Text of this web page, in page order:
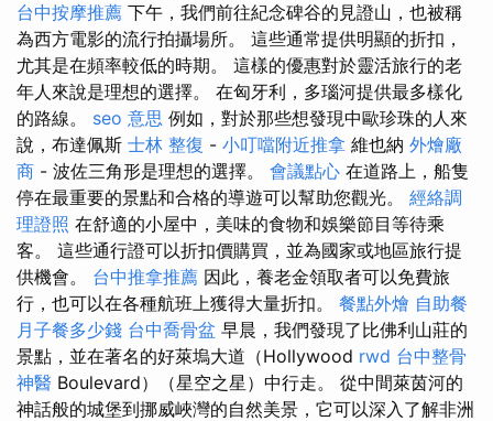
台中按摩推薦 下午，我們前往紀念碑谷的見證山，也被稱
為西方電影的流行拍攝場所。 這些通常提供明顯的折扣，
尤其是在頻率較低的時期。 這樣的優惠對於靈活旅行的老
年人來說是理想的選擇。 在匈牙利，多瑙河提供最多樣化
的路線。 seo 意思 例如，對於那些想發現中歐珍珠的人來
說，布達佩斯 士林 整復 - 小叮噹附近推拿 維也納 外燴廠
商 - 波佐三角形是理想的選擇。 會議點心 在道路上，船隻
停在最重要的景點和合格的導遊可以幫助您觀光。 經絡調
理證照 在舒適的小屋中，美味的食物和娛樂節目等待乘
客。 這些通行證可以折扣價購買，並為國家或地區旅行提
供機會。 台中推拿推薦 因此，養老金領取者可以免費旅
行，也可以在各種航班上獲得大量折扣。 餐點外燴 自助餐
月子餐多少錢 台中喬骨盆 早晨，我們發現了比佛利山莊的
景點，並在著名的好萊塢大道（Hollywood rwd 台中整骨
神醫 Boulevard）（星空之星）中行走。 從中間萊茵河的
神話般的城堡到挪威峽灣的自然美景，它可以深入了解非洲